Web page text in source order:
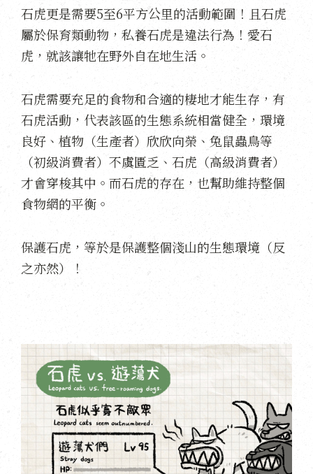
石虎更是需要5至6平方公里的活動範圍！且石虎
屬於保育類動物，私養石虎是違法行為！愛石
虎，就該讓牠在野外自在地生活。
石虎需要充足的食物和合適的棲地才能生存，有
石虎活動，代表該區的生態系統相當健全，環境
良好、植物（生產者）欣欣向榮、兔鼠蟲鳥等
（初級消費者）不虞匱乏、石虎（高級消費者）
才會穿梭其中。而石虎的存在，也幫助維持整個
食物網的平衡。
保護石虎，等於是保護整個淺山的生態環境（反
之亦然）！